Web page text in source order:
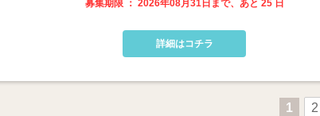
募集期限 ： 2026年08月31日まで、あと 25 日
詳細はコチラ
1 2